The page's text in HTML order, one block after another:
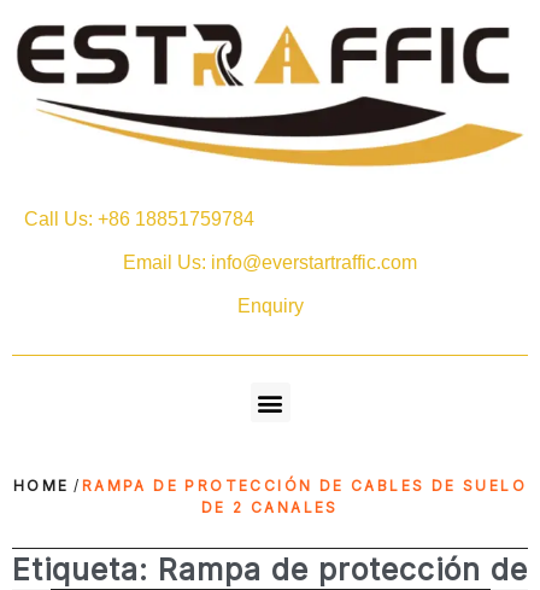
Call Us: +86 18851759784
Email Us: info@everstartraffic.com
Enquiry
HOME / RAMPA DE PROTECCIÓN DE CABLES DE SUELO
DE 2 CANALES
Etiqueta: Rampa de protección de